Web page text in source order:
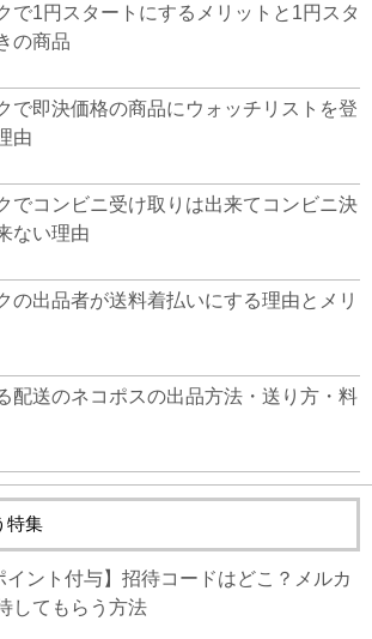
で1円スタートにするメリットと1円スタ
の商品
で即決価格の商品にウォッチリストを登
由
でコンビニ受け取りは出来てコンビニ決
ない理由
の出品者が送料着払いにする理由とメリ
配送のネコポスの出品方法・送り方・料
特集
イント付与】招待コードはどこ？メルカ
してもらう方法